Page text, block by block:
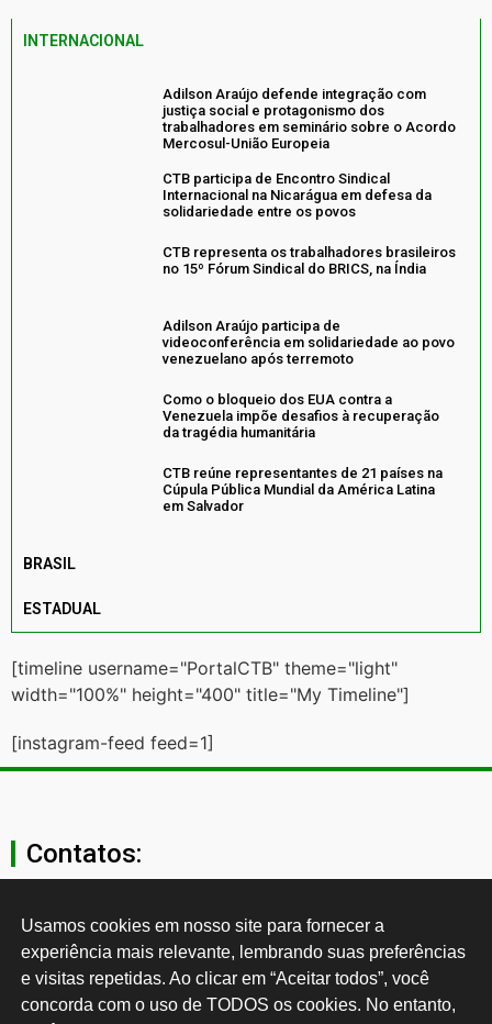
INTERNACIONAL
Adilson Araújo defende integração com
justiça social e protagonismo dos
trabalhadores em seminário sobre o Acordo
Mercosul-União Europeia
CTB participa de Encontro Sindical
Internacional na Nicarágua em defesa da
solidariedade entre os povos
CTB representa os trabalhadores brasileiros
no 15º Fórum Sindical do BRICS, na Índia
Adilson Araújo participa de
videoconferência em solidariedade ao povo
venezuelano após terremoto
Como o bloqueio dos EUA contra a
Venezuela impõe desafios à recuperação
da tragédia humanitária
CTB reúne representantes de 21 países na
Cúpula Pública Mundial da América Latina
em Salvador
BRASIL
ESTADUAL
[timeline username="PortalCTB" theme="light"
width="100%" height="400" title="My Timeline"]
[instagram-feed feed=1]
Contatos:
secgeral@ctb.org.br
11 3874-0040
Rua Cardoso de Almeida, 1843, Sumaré São Paulo - SP -
Usamos cookies em nosso site para fornecer a
experiência mais relevante, lembrando suas preferências
e visitas repetidas. Ao clicar em “Aceitar todos”, você
concorda com o uso de TODOS os cookies. No entanto,